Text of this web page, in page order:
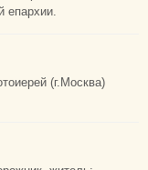
епархии.
(г.Москва)